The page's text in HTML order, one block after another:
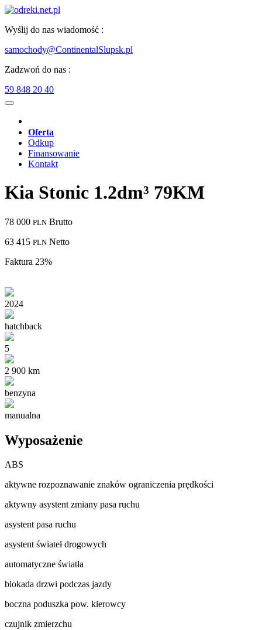
Wyślij do nas wiadomość :
samochody@ContinentalSlupsk.pl
Zadzwoń do nas :
59 848 20 40
Oferta
Odkup
Finansowanie
Kontakt
Kia Stonic 1.2dm³ 79KM
78 000 PLN Brutto
63 415 PLN Netto
Faktura 23%
2024
hatchback
5
2 900 km
benzyna
manualna
Wyposażenie
ABS
aktywne rozpoznawanie znaków ograniczenia prędkości
aktywny asystent zmiany pasa ruchu
asystent pasa ruchu
asystent świateł drogowych
automatyczne światła
blokada drzwi podczas jazdy
boczna poduszka pow. kierowcy
czujnik zmierzchu